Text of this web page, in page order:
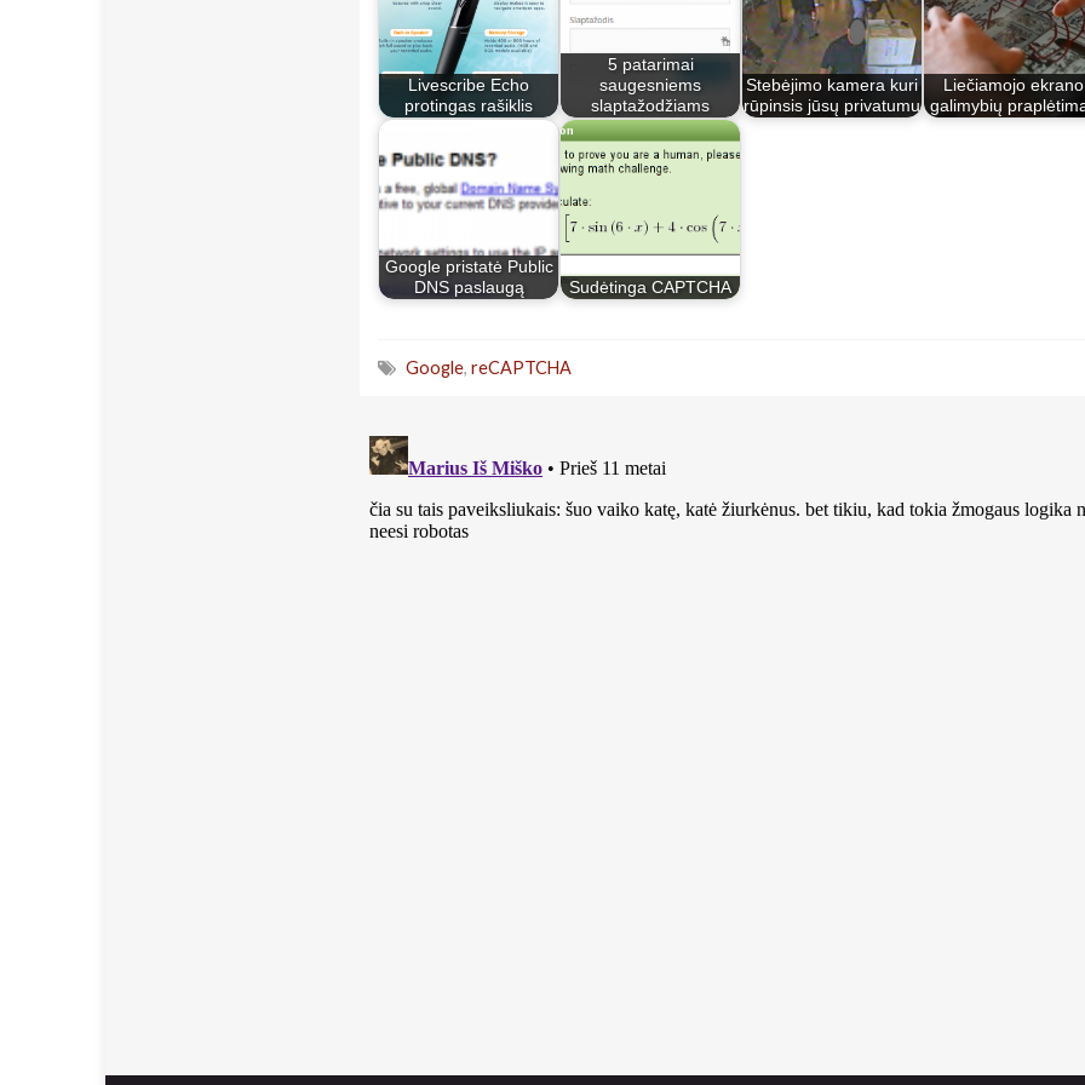
Livescribe Echo
protingas rašiklis
5 patarimai
saugesniems
slaptažodžiams
Stebėjimo kamera kuri
rūpinsis jūsų privatumu
Liečiamojo ekrano
galimybių
Google pristatė Public
DNS paslaugą
Sudėtinga CAPTCHA
Google, reCAPTCHA